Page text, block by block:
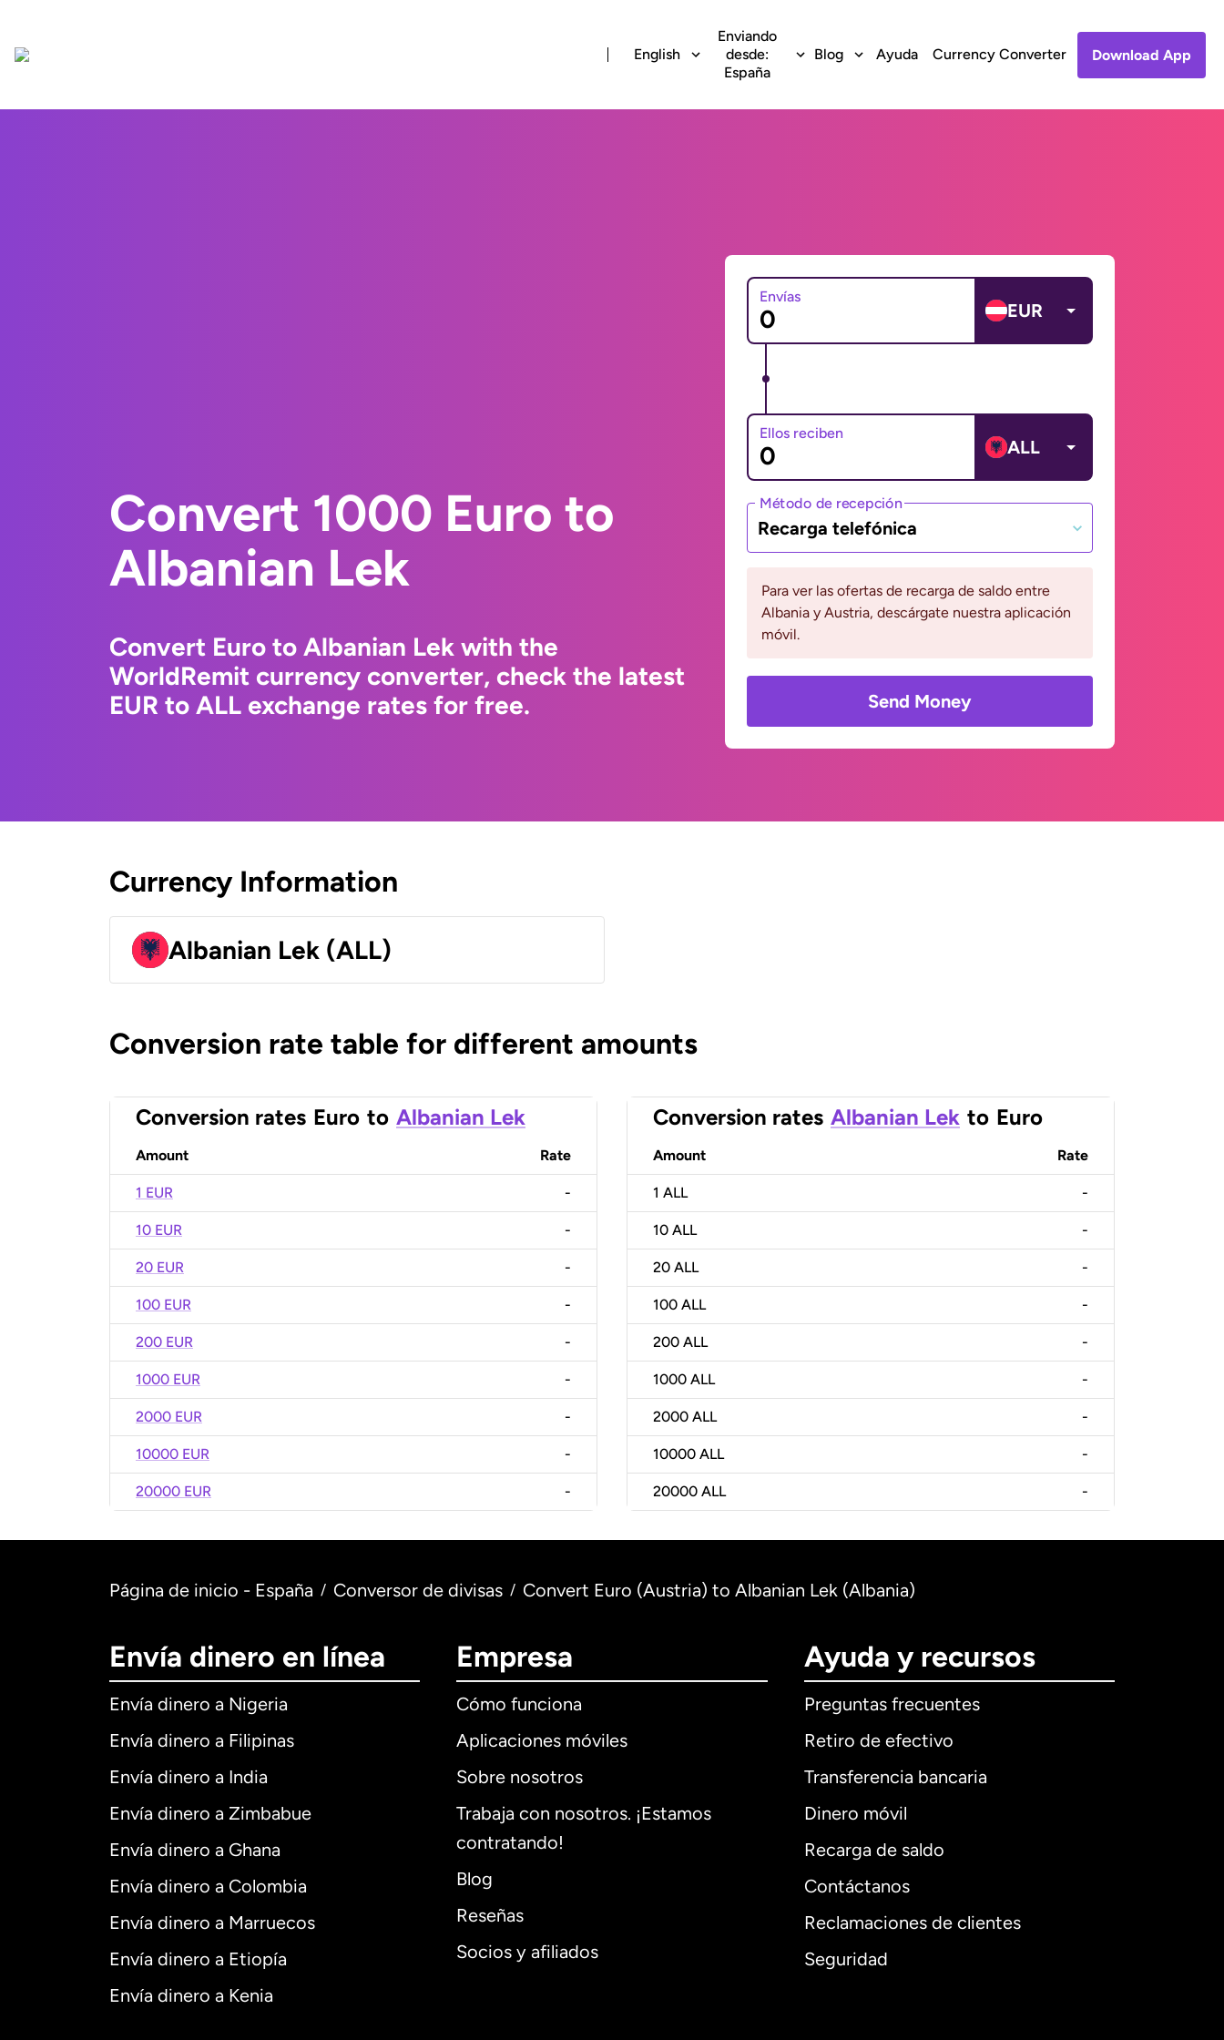
English
Enviando
desde:
España
Blog Ayuda Currency Converter Download App
Convert 1000 Euro to
Albanian Lek
Convert Euro to Albanian Lek with the
WorldRemit currency converter, check the latest
EUR to ALL exchange rates for free.
Envías
EUR
Ellos reciben
ALL
Método de recepción
Recarga telefónica
Para ver las ofertas de recarga de saldo entre
Albania y Austria, descárgate nuestra aplicación
móvil.
Send Money
Currency Information
Albanian Lek (ALL)
Conversion rate table for different amounts
Conversion rates Euro to Albanian Lek
Amount Rate
1 EUR -
10 EUR -
20 EUR -
100 EUR -
200 EUR -
1000 EUR -
2000 EUR -
10000 EUR -
20000 EUR -
Conversion rates Albanian Lek to Euro
Amount Rate
1 ALL -
10 ALL -
20 ALL -
100 ALL -
200 ALL -
1000 ALL -
2000 ALL -
10000 ALL -
20000 ALL -
Página de inicio - España / Conversor de divisas / Convert Euro (Austria) to Albanian Lek (Albania)
Envía dinero en línea
Envía dinero a Nigeria
Envía dinero a Filipinas
Envía dinero a India
Envía dinero a Zimbabue
Envía dinero a Ghana
Envía dinero a Colombia
Envía dinero a Marruecos
Envía dinero a Etiopía
Envía dinero a Kenia
Empresa
Cómo funciona
Aplicaciones móviles
Sobre nosotros
Trabaja con nosotros. ¡Estamos
contratando!
Blog
Reseñas
Socios y afiliados
Ayuda y recursos
Preguntas frecuentes
Retiro de efectivo
Transferencia bancaria
Dinero móvil
Recarga de saldo
Contáctanos
Reclamaciones de clientes
Seguridad